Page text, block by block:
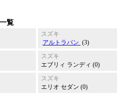
覧
スズキ
アルトラパン (3)
スズキ
エブリィ ランディ (0)
スズキ
エリオ セダン (0)